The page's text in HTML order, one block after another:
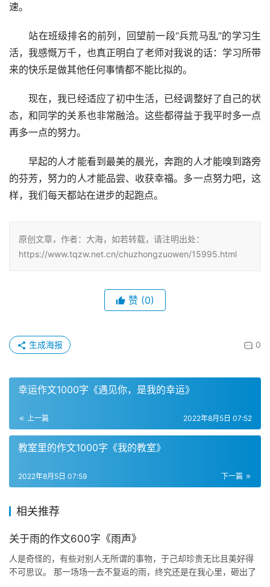
速。
站在班级排名的前列，回望前一段“兵荒马乱”的学习生
活，我感慨万千，也真正明白了老师对我说的话：学习所带
来的快乐是做其他任何事情都不能比拟的。
现在，我已经适应了初中生活，已经调整好了自己的状
态，和同学的关系也非常融洽。这些都得益于我平时多一点
再多一点的努力。
早起的人才能看到最美的晨光，奔跑的人才能嗅到路旁
的芬芳，努力的人才能品尝、收获幸福。多一点努力吧，这
样，我们每天都站在进步的起跑点。
原创文章，作者：大海，如若转载，请注明出处：
https://www.tqzw.net.cn/chuzhongzuowen/15995.html
赞 (0)
0
生成海报
幸运作文1000字《遇见你，是我的幸运》
上一篇 2022年8月5日 07:52
教室里的作文1000字《我的教室》
下一篇
2022年8月5日 07:59
相关推荐
关于雨的作文600字《雨声》
人是奇怪的，有些对别人无所谓的事物，于己却珍贵无比且美好得
不可思议。 那一场场一去不复返的雨，终究还是在我心里，砸出了